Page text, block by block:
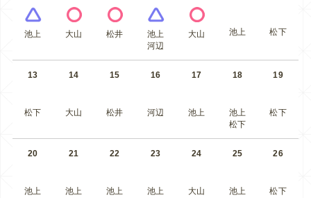
池上 大山 松井
池上
河辺
大山 池上 松下
13
松下
14
大山
15
松井
16
河辺
17
池上
18
池上
松下
19
松下
20
池上
21
池上
22
池上
23
池上
24
大山
25
池上
26
松下